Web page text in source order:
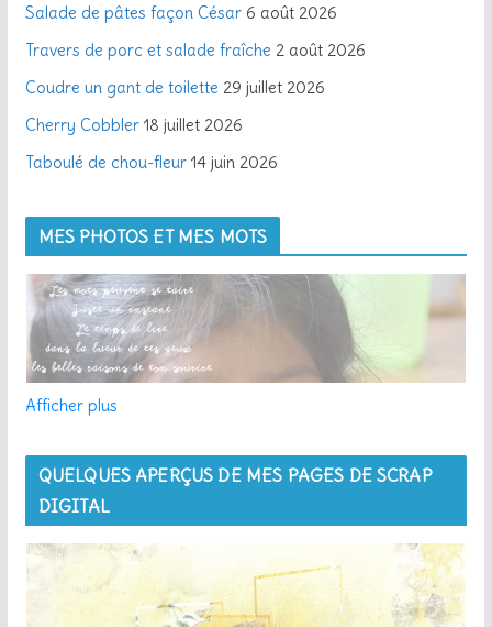
m
a
Salade de pâtes façon César 6 août 2026
Travers de porc et salade fraîche 2 août 2026
Coudre un gant de toilette 29 juillet 2026
Cherry Cobbler 18 juillet 2026
Taboulé de chou-fleur 14 juin 2026
MES PHOTOS ET MES MOTS
Afficher plus
QUELQUES APERÇUS DE MES PAGES DE SCRAP
DIGITAL